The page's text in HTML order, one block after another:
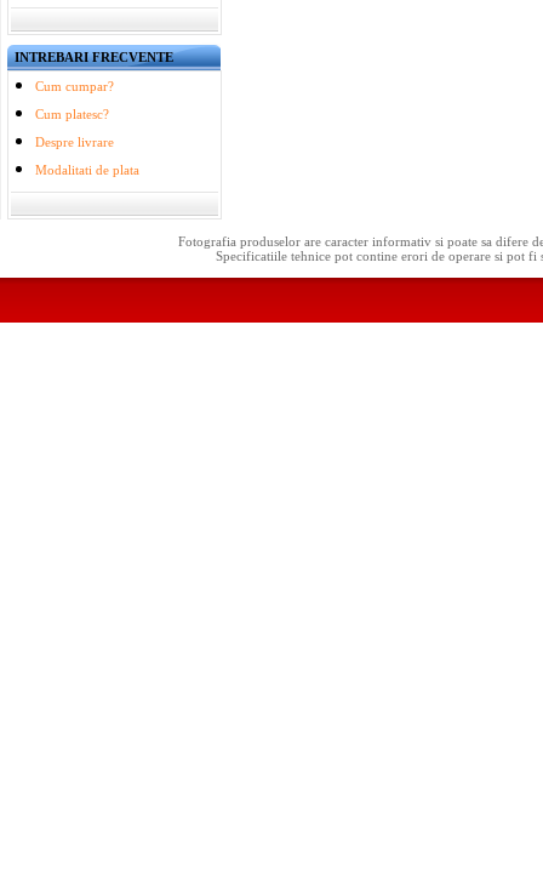
INTREBARI FRECVENTE
Cum cumpar?
Cum platesc?
Despre livrare
Modalitati de plata
Fotografia produselor are caracter informativ si poate sa difere
Specificatiile tehnice pot contine erori de operare si pot